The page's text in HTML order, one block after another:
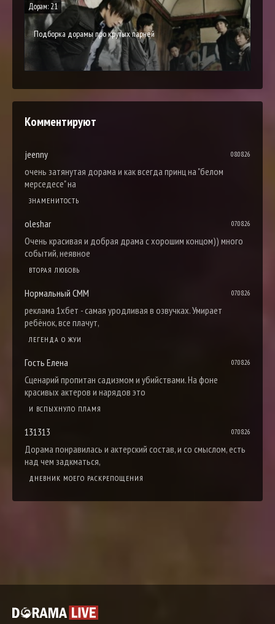
Дорам: 21
Подборка дорамы про крутых парней
Комментируют
jeenny 08.08.26
очень затянутая дорама и как всегда принц на "белом
мерседесе" на
ЗНАМЕНИТОСТЬ
oleshar 07.08.26
Очень красивая и добрая драма с хорошим концом)) много
событий, неявное
ВТОРАЯ ЛЮБОВЬ
Нормальный СММ 07.08.26
реклама 1хбет - самая уродливая в озвучках. Умирает
ребёнок, все плачут,
ЛЕГЕНДА О ЖУИ
Гость Елена 07.08.26
Сценарий пропитан садизмом и убийствами. На фоне
красивых актеров и нарядов это
И ВСПЫХНУЛО ПЛАМЯ
131313 07.08.26
Дорама понравилась и актерский состав, и со смыслом, есть
над чем задкматься,
ДНЕВНИК МОЕГО РАСКРЕПОЩЕНИЯ